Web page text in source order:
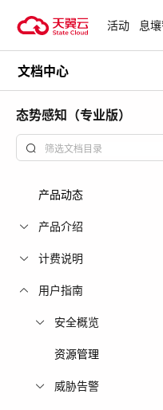
试用，产品折扣
活动 息
文档中心
态势感知（专业版）
产品动态
产品介绍
计费说明
用户指南
安全概览
资源管理
威胁告警